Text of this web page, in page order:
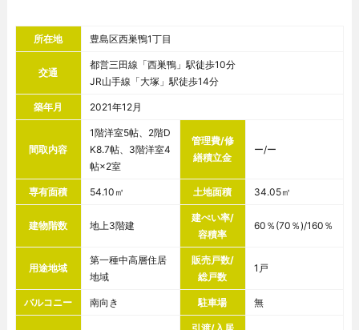
所在地 豊島区西巣鴨1丁目
交通
都営三田線「西巣鴨」駅徒歩10分
JR山手線「大塚」駅徒歩14分
築年月 2021年12月
間取内容
1階洋室5帖、2階D
K8.7帖、3階洋室4
帖×2室
管理費/修
繕積立金
ー/ー
専有面積 54.10㎡ 土地面積 34.05㎡
建物階数 地上3階建
建ぺい率/
容積率
60％(70％)/160％
用途地域
第一種中高層住居
地域
販売戸数/
総戸数
1戸
バルコニー 南向き 駐車場 無